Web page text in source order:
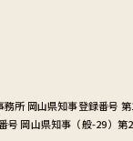
務所 岡山県知事登録番号
号 岡山県知事（般-29）第